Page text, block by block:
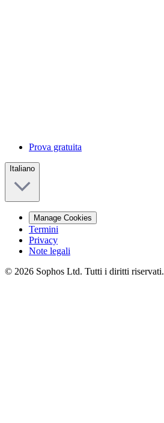
Prova gratuita
Italiano
Manage Cookies
Termini
Privacy
Note legali
© 2026 Sophos Ltd. Tutti i diritti riservati.